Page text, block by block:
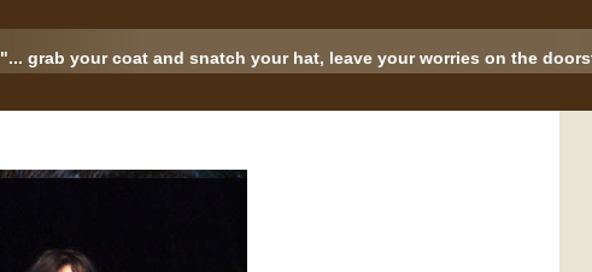
"... grab your coat and snatch your hat, leave your worries on the